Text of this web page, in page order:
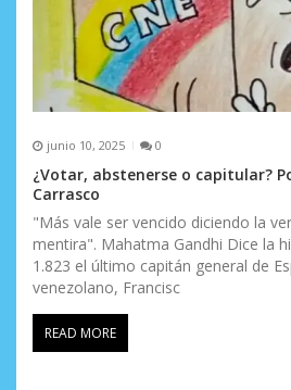
junio 10, 2025 0
¿Votar, abstenerse o capitular?
Carrasco
"Más vale ser vencido diciendo la
mentira". Mahatma Gandhi Dice la
1.823 el último capitán general de
venezolano, Francisc
READ MORE